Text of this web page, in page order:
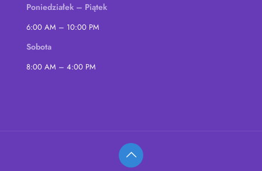
Poniedziałek – Piątek
6:00 AM – 10:00 PM
Sobota
8:00 AM – 4:00 PM